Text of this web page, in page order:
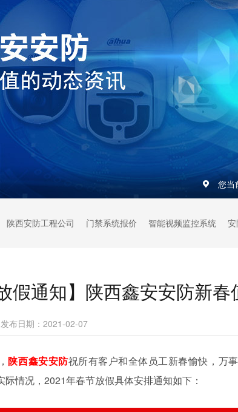
您当
陕西安防工程公司 门禁系统报价 智能视频监控系统
假通知】陕西鑫安安防新
发布日期：2021-02-07
陕西鑫安安防祝所有客户和全体员工新春愉快，万
情况，2021年春节放假具体安排通知如下：